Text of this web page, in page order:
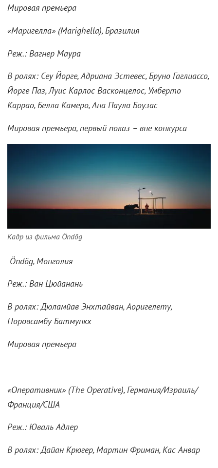
Мировая премьера
«Маригелла» (Marighella), Бразилия
Реж.: Вагнер Маура
В ролях: Сеу Йорге, Адриана Эстевес, Бруно Гаглиассо,
Йорге Паз, Луис Карлос Васконцелос, Умберто
Каррао, Белла Камеро, Ана Паула Боузас
Мировая премьера, первый показ – вне конкурса
Кадр из фильма Öndög
Öndög, Монголия
Реж.: Ван Цюйанань
В ролях: Дюламйав Энхтайван, Аоригелету,
Норовсамбу Батмункх
Мировая премьера
«Оперативник» (The Operative), Германия/Израиль/
Франция/США
Реж.: Юваль Адлер
В ролях: Дайан Крюгер, Мартин Фриман, Кас Анвар